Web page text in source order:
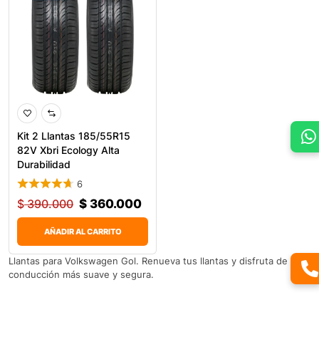
Kit 2 Llantas 185/55R15
82V Xbri Ecology Alta
Durabilidad
6
$390.000 $ 360.000
AÑADIR AL CARRITO
Llantas para Volkswagen Gol. Renueva tus llantas y disfruta de una
conducción más suave y segura.